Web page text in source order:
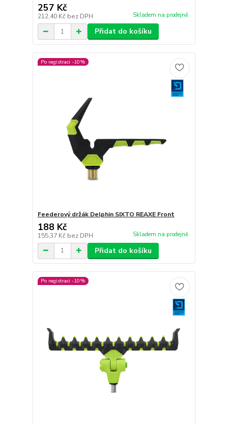
257 Kč
212,40 Kč bez DPH Skladem na prodejně
Přidat do košíku
Po registraci -10%
Feederový držák Delphin SIXTO REAXE Front
188 Kč
155,37 Kč bez DPH Skladem na prodejně
Přidat do košíku
Po registraci -10%